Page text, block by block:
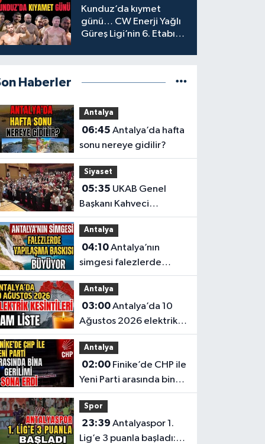
Kunduz’da kıymet
günü… CW Enerji Yağlı
Güreş Ligi’nin 6. Etabı
Haberler
Antalya
06:45
sonu nereye gidilir?
Siyaset
05:35
Başkanı Kahveci
Antalyalılarla buluştu
Antalya
04:10Antalya’nın
simgesi falezlerde
yapılaşma baskısı
büyüyor
Antalya
03:00Antalya’da 10
Ağustos 2026 elektrik
kesintilerinin tam listesi
Antalya
02:00Finike’de CHP ile
Yeni Parti arasında bina
gerilimi sona erdi
Spor
23:39
Lig’e 3 puanla başladı: